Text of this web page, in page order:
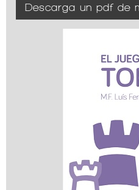
Descarga un pdf de